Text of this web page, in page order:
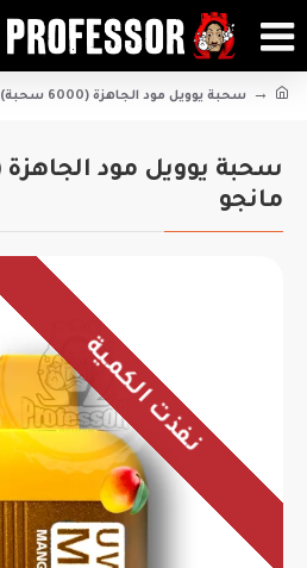
سحبة يوويل مود الجاهزة (6000 سحبة) مانجو
مانجو
نفذت الكمية